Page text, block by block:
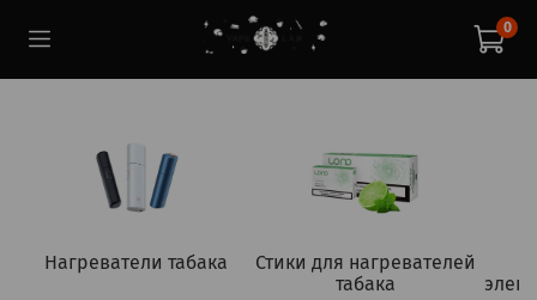
0
Нагреватели табака
Стики для нагревателей
табака